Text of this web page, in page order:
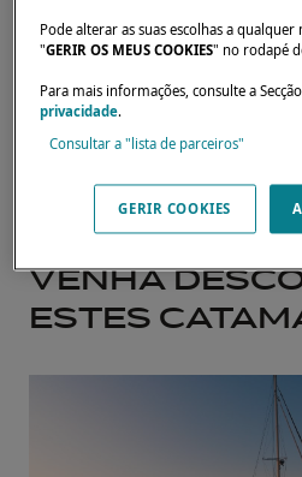
VENHA
ESTES
Pode alterar as suas escolhas a
"GERIR OS MEUS COOKIES" no rodapé
Para mais informações, consulte a
privacidade.
Consultar a "lista de parceiros"
GERIR COOKIES